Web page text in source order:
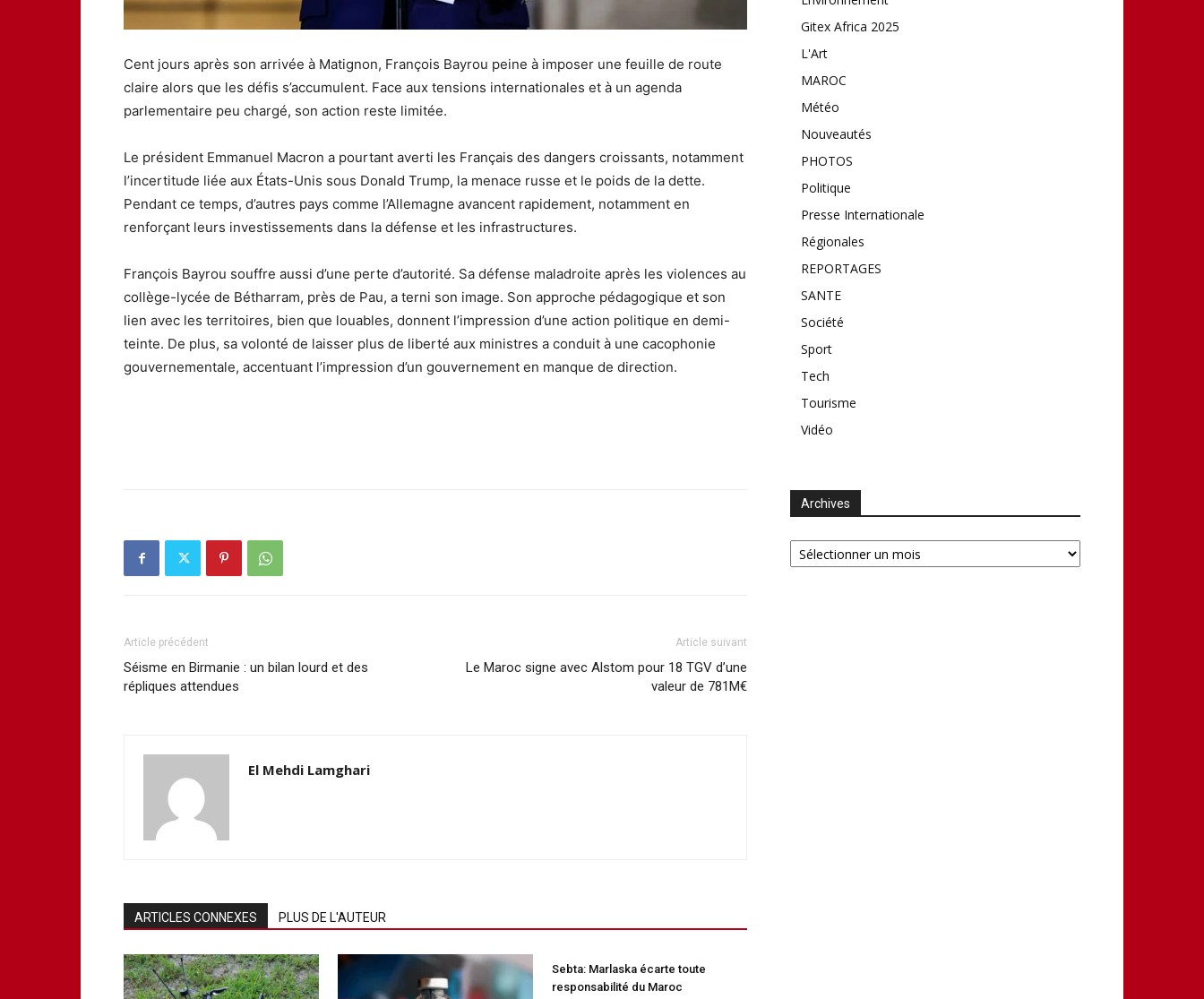
Cent jours après son arrivée à Matignon, François Bayrou peine à imposer une feuille de route
claire alors que les défis s’accumulent. Face aux tensions internationales et à un agenda
parlementaire peu chargé, son action reste limitée.
Le président Emmanuel Macron a pourtant averti les Français des dangers croissants, notamment
l’incertitude liée aux États-Unis sous Donald Trump, la menace russe et le poids de la dette.
Pendant ce temps, d’autres pays comme l’Allemagne avancent rapidement, notamment en
renforçant leurs investissements dans la défense et les infrastructures.
François Bayrou souffre aussi d’une perte d’autorité. Sa défense maladroite après les violences au
collège-lycée de Bétharram, près de Pau, a terni son image. Son approche pédagogique et son
lien avec les territoires, bien que louables, donnent l’impression d’une action politique en demi-
teinte. De plus, sa volonté de laisser plus de liberté aux ministres a conduit à une cacophonie
gouvernementale, accentuant l’impression d’un gouvernement en manque de direction.
Article précédent
Séisme en Birmanie : un bilan lourd et des
répliques attendues
Article suivant
Le Maroc signe avec Alstom pour 18 TGV d’une
valeur de 781M€
El Mehdi Lamghari
ARTICLES CONNEXES PLUS DE L'AUTEUR
Sebta: Marlaska écarte toute
responsabilité du Maroc
Gitex Africa 2025
L'Art
MAROC
Météo
Nouveautés
PHOTOS
Politique
Presse Internationale
Régionales
REPORTAGES
SANTE
Société
Sport
Tech
Tourisme
Vidéo
Archives
Archives